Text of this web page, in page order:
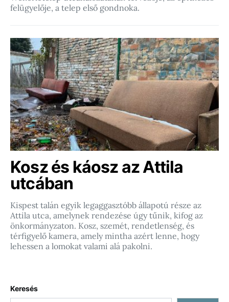
felügyelője, a telep első gondnoka.
Kosz és káosz az Attila
utcában
Kispest talán egyik legaggasztóbb állapotú része az
Attila utca, amelynek rendezése úgy tűnik, kifog az
önkormányzaton. Kosz, szemét, rendetlenség, és
térfigyelő kamera, amely mintha azért lenne, hogy
lehessen a lomokat valami alá pakolni.
Keresés